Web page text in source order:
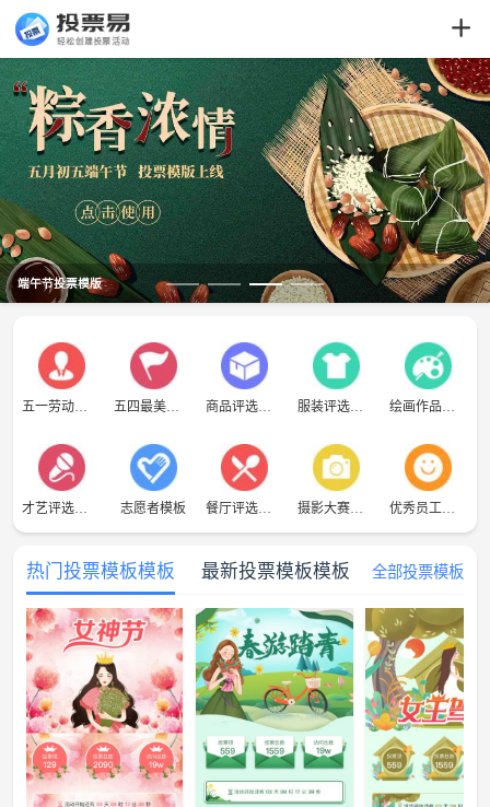
端午节投票模版
五一劳动模范 五四最美青年 商品评选模板 服装评选模板 绘画作品模板
才艺评选模板 志愿者模板 餐厅评选模板 摄影大赛模板 优秀员工评选
热门投票模板模板 最新投票模板模板 全部投票模板